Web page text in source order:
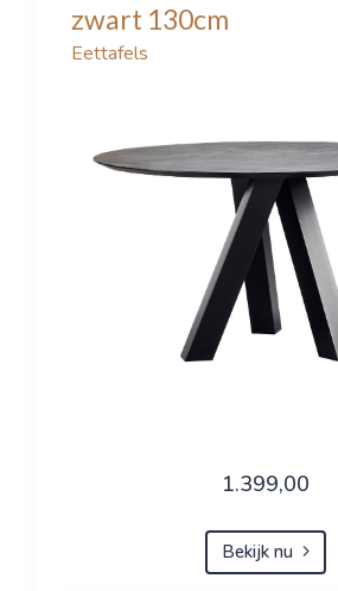
zwart 130cm
Eettafels
1.399,00
Bekijk nu